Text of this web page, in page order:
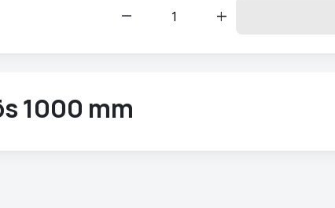
remove add
1000 mm